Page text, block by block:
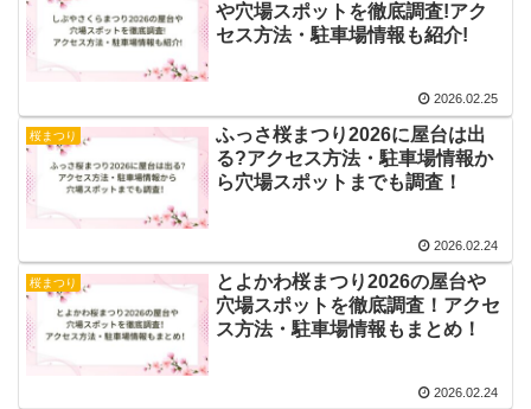
や穴場スポットを徹底調査!アク
セス方法・駐車場情報も紹介!
2026.02.25
桜まつり
ふっさ桜まつり2026に屋台は出
る?アクセス方法・駐車場情報か
ら穴場スポットまでも調査！
2026.02.24
桜まつり
とよかわ桜まつり2026の屋台や
穴場スポットを徹底調査！アクセ
ス方法・駐車場情報もまとめ！
2026.02.24